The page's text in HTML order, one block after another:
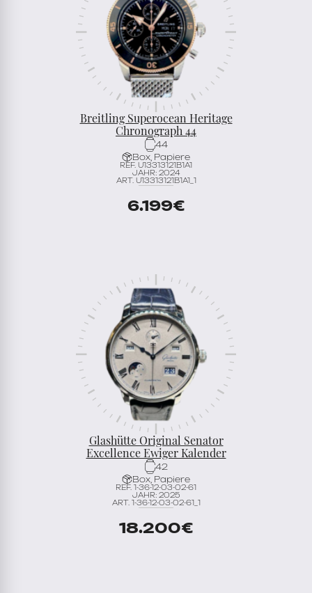
Breitling Superocean Heritage
Chronograph 44
44
Box, Papiere
REF. U13313121B1A1
JAHR: 2024
ART. U13313121B1A1_1
6.199€
Glashütte Original Senator
Excellence Ewiger Kalender
42
Box, Papiere
REF. 1-36-12-03-02-61
JAHR: 2025
ART. 1-36-12-03-02-61_1
18.200€